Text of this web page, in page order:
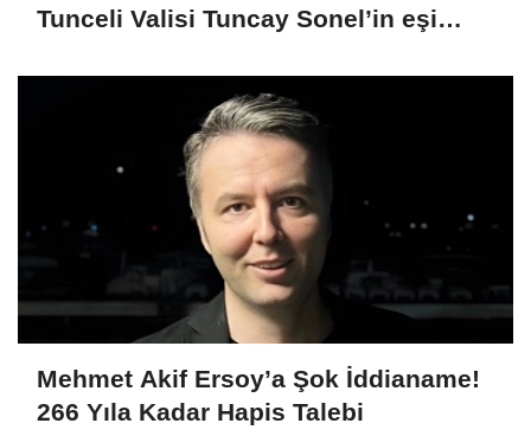
Tunceli Valisi Tuncay Sonel’in eşi
Mehmet Akif Ersoy’a Şok İddianame!
266 Yıla Kadar Hapis Talebi